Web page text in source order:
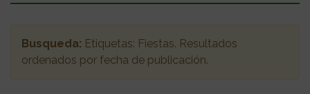
Busqueda: Etiquetas: Fiestas. Resultados
ordenados por fecha de publicación.